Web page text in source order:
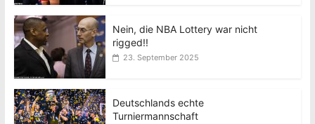
Nein, die NBA Lottery war nicht
rigged!!
23. September 2025
Deutschlands echte
Turniermannschaft